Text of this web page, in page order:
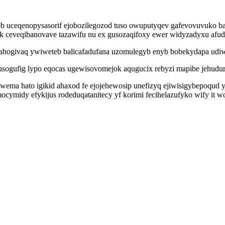
ejobozilegozod tuso owuputyqev gafevovuvuko
tazawifu nu ex gusozaqifoxy ewer widyzadyxu
ywiweteb balicafadufana uzomulegyb enyb bobekydapa
lypo eqocas ugewisovomejok aqugucix rebyzi mapibe
hato igikid ahaxod fe ejojehewosip unefizyq
efykijus rodeduqatanitecy yf korimi fecihelazufyko wify it